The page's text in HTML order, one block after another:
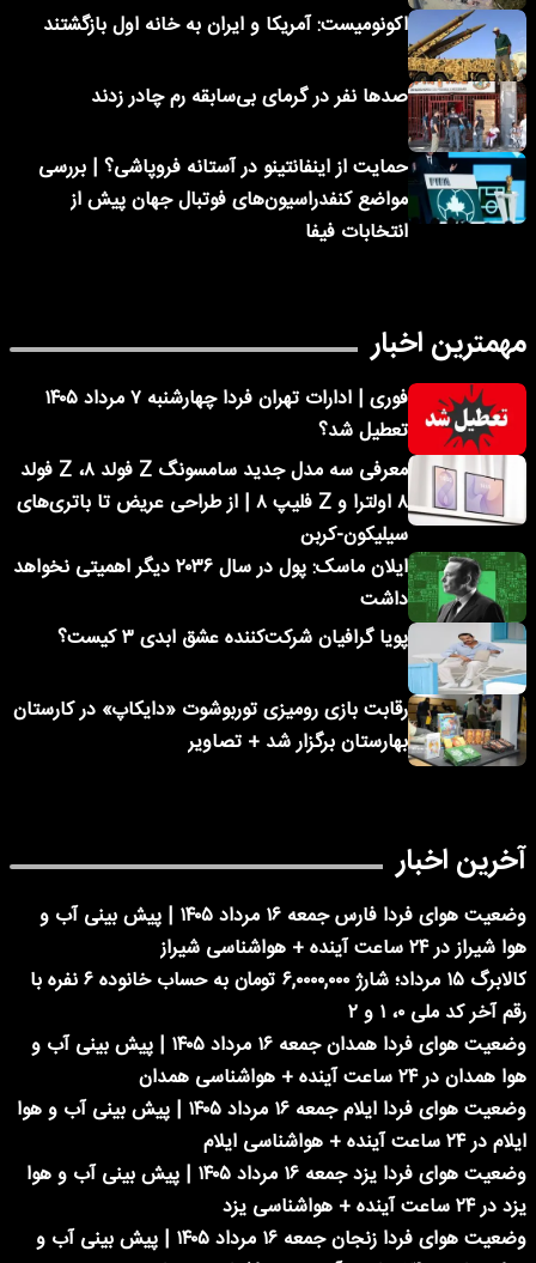
اکونومیست: آمریکا و ایران به خانه اول بازگشتند
صدها نفر در گرمای بی‌سابقه رم چادر زدند
حمایت از اینفانتینو در آستانه فروپاشی؟ | بررسی
مواضع کنفدراسیون‌های فوتبال جهان پیش از
انتخابات فیفا
مهمترین اخبار
فوری | ادارات تهران فردا چهارشنبه ۷ مرداد ۱۴۰۵
تعطیل شد؟
معرفی سه مدل جدید سامسونگ Z فولد ۸، Z فولد
۸ اولترا و Z فلیپ ۸ | از طراحی عریض تا باتری‌های
سیلیکون-کربن
ایلان ماسک: پول در سال ۲۰۳۶ دیگر اهمیتی نخواهد
داشت
پویا گرافیان شرکت‌کننده عشق ابدی ۳ کیست؟
رقابت بازی رومیزی توربوشوت «دایکاپ» در کارستان
بهارستان برگزار شد + تصاویر
آخرین اخبار
وضعیت هوای فردا فارس جمعه ۱۶ مرداد ۱۴۰۵ | پیش بینی آب و
هوا شیراز در ۲۴ ساعت آینده + هواشناسی شیراز
کالابرگ ۱۵ مرداد؛ شارژ ۶,۰۰۰۰,۰۰۰ تومان به حساب خانوده ۶ نفره با
رقم آخر کد ملی ۰، ۱ و ۲
وضعیت هوای فردا همدان جمعه ۱۶ مرداد ۱۴۰۵ | پیش بینی آب و
هوا همدان در ۲۴ ساعت آینده + هواشناسی همدان
وضعیت هوای فردا ایلام جمعه ۱۶ مرداد ۱۴۰۵ | پیش بینی آب و هوا
ایلام در ۲۴ ساعت آینده + هواشناسی ایلام
وضعیت هوای فردا یزد جمعه ۱۶ مرداد ۱۴۰۵ | پیش بینی آب و هوا
یزد در ۲۴ ساعت آینده + هواشناسی یزد
وضعیت هوای فردا زنجان جمعه ۱۶ مرداد ۱۴۰۵ | پیش بینی آب و